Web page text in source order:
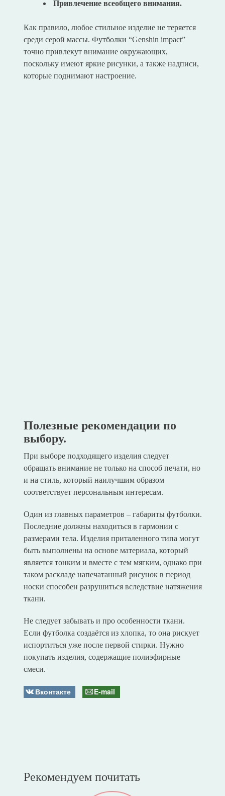
Привлечение всеобщего внимания.
Как правило, любое стильное изделие не теряется
среди серой массы. Футболки “Genshin impact”
точно привлекут внимание окружающих,
поскольку имеют яркие рисунки, а также надписи,
которые поднимают настроение.
Полезные рекомендации по
выбору.
При выборе подходящего изделия следует
обращать внимание не только на способ печати, но
и на стиль, который наилучшим образом
соответствует персональным интересам.
Один из главных параметров – габариты футболки.
Последние должны находиться в гармонии с
размерами тела. Изделия приталенного типа могут
быть выполнены на основе материала, который
является тонким и вместе с тем мягким, однако при
таком раскладе напечатанный рисунок в период
носки способен разрушиться вследствие натяжения
ткани.
Не следует забывать и про особенности ткани.
Если футболка создаётся из хлопка, то она рискует
испортиться уже после первой стирки. Нужно
покупать изделия, содержащие полиэфирные
смеси.
Вконтакте E-mail
Рекомендуем почитать